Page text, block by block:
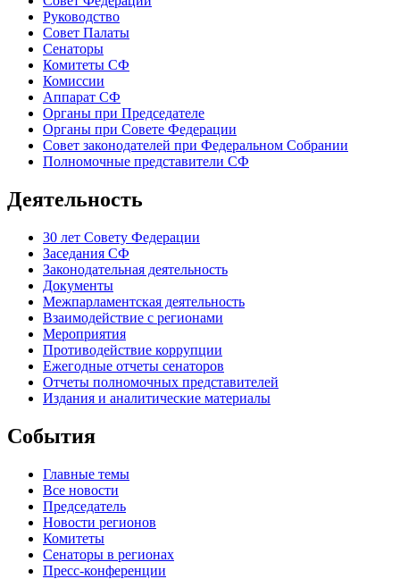
Руководство
Совет Палаты
Сенаторы
Комитеты СФ
Комиссии
Аппарат СФ
Органы при Председателе
Органы при Совете Федерации
Совет законодателей при Федеральном Собрании
Полномочные представители СФ
Деятельность
30 лет Совету Федерации
Заседания СФ
Законодательная деятельность
Документы
Межпарламентская деятельность
Взаимодействие с регионами
Мероприятия
Противодействие коррупции
Ежегодные отчеты сенаторов
Отчеты полномочных представителей
Издания и аналитические материалы
События
Главные темы
Все новости
Председатель
Новости регионов
Комитеты
Сенаторы в регионах
Пресс-конференции